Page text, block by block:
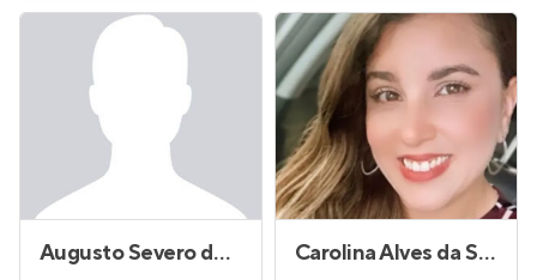
Augusto Severo de Oliveira Carolina Alves da Silva Andrade